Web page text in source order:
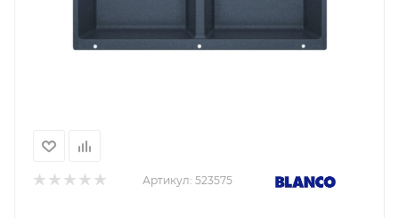
Артикул: 523575